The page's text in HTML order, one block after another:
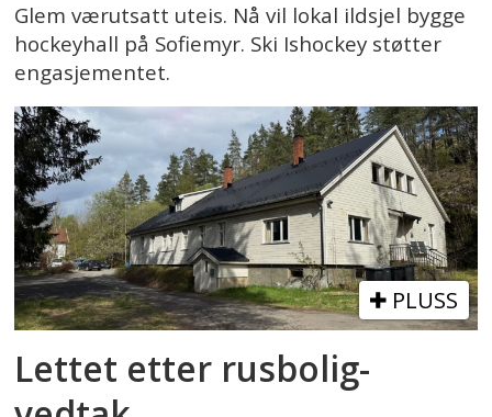
Glem værutsatt uteis. Nå vil lokal ildsjel bygge
hockeyhall på Sofiemyr. Ski Ishockey støtter
engasjementet.
PLUSS
Lettet etter rusbolig-